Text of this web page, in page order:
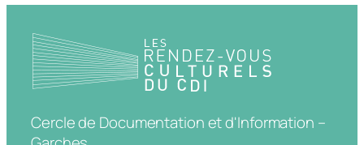
Cercle de Documentation et d'Information –